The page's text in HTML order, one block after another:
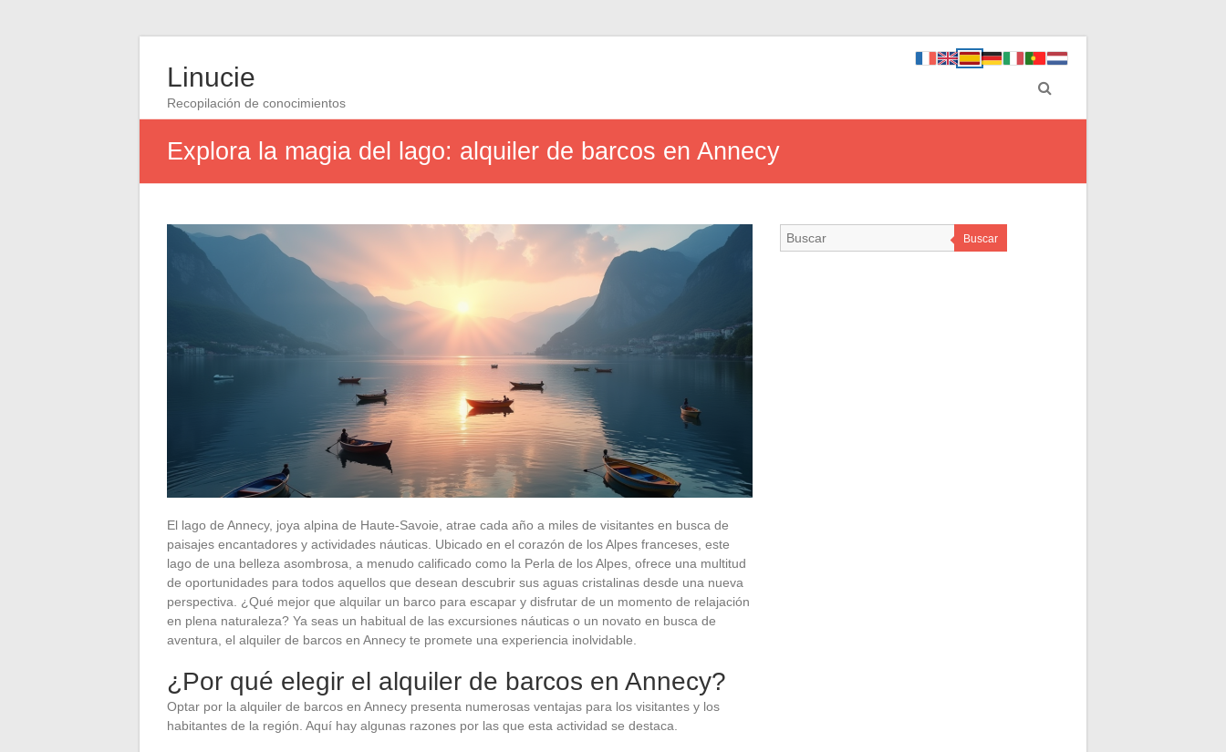
Linucie
Recopilación de conocimientos
Explora la magia del lago: alquiler de barcos en Annecy
El lago de Annecy, joya alpina de Haute-Savoie, atrae cada año a miles de visitantes en busca de
paisajes encantadores y actividades náuticas. Ubicado en el corazón de los Alpes franceses, este
lago de una belleza asombrosa, a menudo calificado como la Perla de los Alpes, ofrece una multitud
de oportunidades para todos aquellos que desean descubrir sus aguas cristalinas desde una nueva
perspectiva. ¿Qué mejor que alquilar un barco para escapar y disfrutar de un momento de relajación
en plena naturaleza? Ya seas un habitual de las excursiones náuticas o un novato en busca de
aventura, el alquiler de barcos en Annecy te promete una experiencia inolvidable.
¿Por qué elegir el alquiler de barcos en Annecy?
Optar por la alquiler de barcos en Annecy presenta numerosas ventajas para los visitantes y los
habitantes de la región. Aquí hay algunas razones por las que esta actividad se destaca.
Buscar